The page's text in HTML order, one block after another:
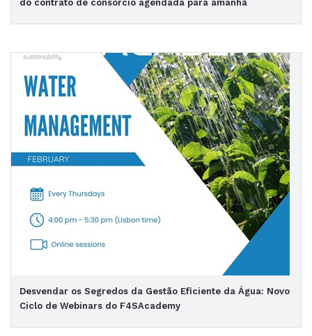
do contrato de consórcio agendada para amanhã
Desvendar os Segredos da Gestão Eficiente da Água: Novo
Ciclo de Webinars do F4SAcademy